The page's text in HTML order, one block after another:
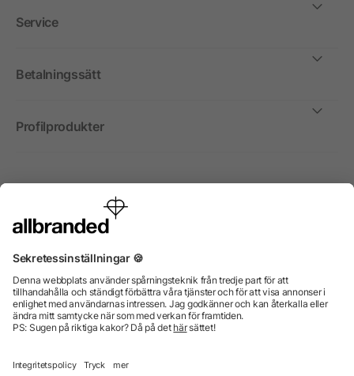
Service
Betalningssätt
Profilprodukter
Internationellt
enbart till företag, institutioner, föreningar och